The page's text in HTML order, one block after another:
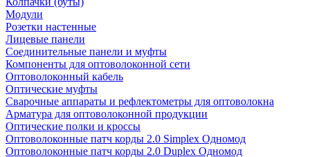
Модули
Розетки настенные
Лицевые панели
Соединительные панели и муфты
Компоненты для оптоволоконной сети
Оптоволоконный кабель
Оптические муфты
Сварочные аппараты и рефлектометры для оптоволокна
Арматура для оптоволоконной продукции
Оптические полки и кроссы
Оптоволоконные патч корды 2.0 Simplex Одномод
Оптоволоконные патч корды 2.0 Duplex Одномод